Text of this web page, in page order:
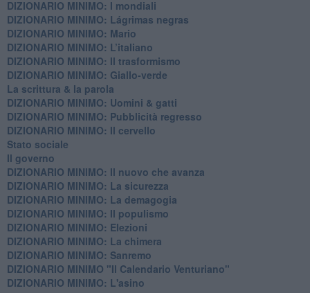
DIZIONARIO MINIMO: ​I mondiali
DIZIONARIO MINIMO: ​Lágrimas negras
DIZIONARIO MINIMO: Mario
DIZIONARIO MINIMO: L’italiano
DIZIONARIO MINIMO: Il trasformismo
DIZIONARIO MINIMO: Giallo-verde
La scrittura & la parola
​DIZIONARIO MINIMO: Uomini & gatti
DIZIONARIO MINIMO: ​Pubblicità regresso
DIZIONARIO MINIMO: Il cervello
Stato sociale
Il governo
DIZIONARIO MINIMO: Il nuovo che avanza
DIZIONARIO MINIMO: La sicurezza
DIZIONARIO MINIMO: La demagogia
DIZIONARIO MINIMO: Il populismo
DIZIONARIO MINIMO: Elezioni
DIZIONARIO MINIMO: La chimera
DIZIONARIO MINIMO: Sanremo
DIZIONARIO MINIMO "Il Calendario Venturiano"
DIZIONARIO MINIMO: L'asino